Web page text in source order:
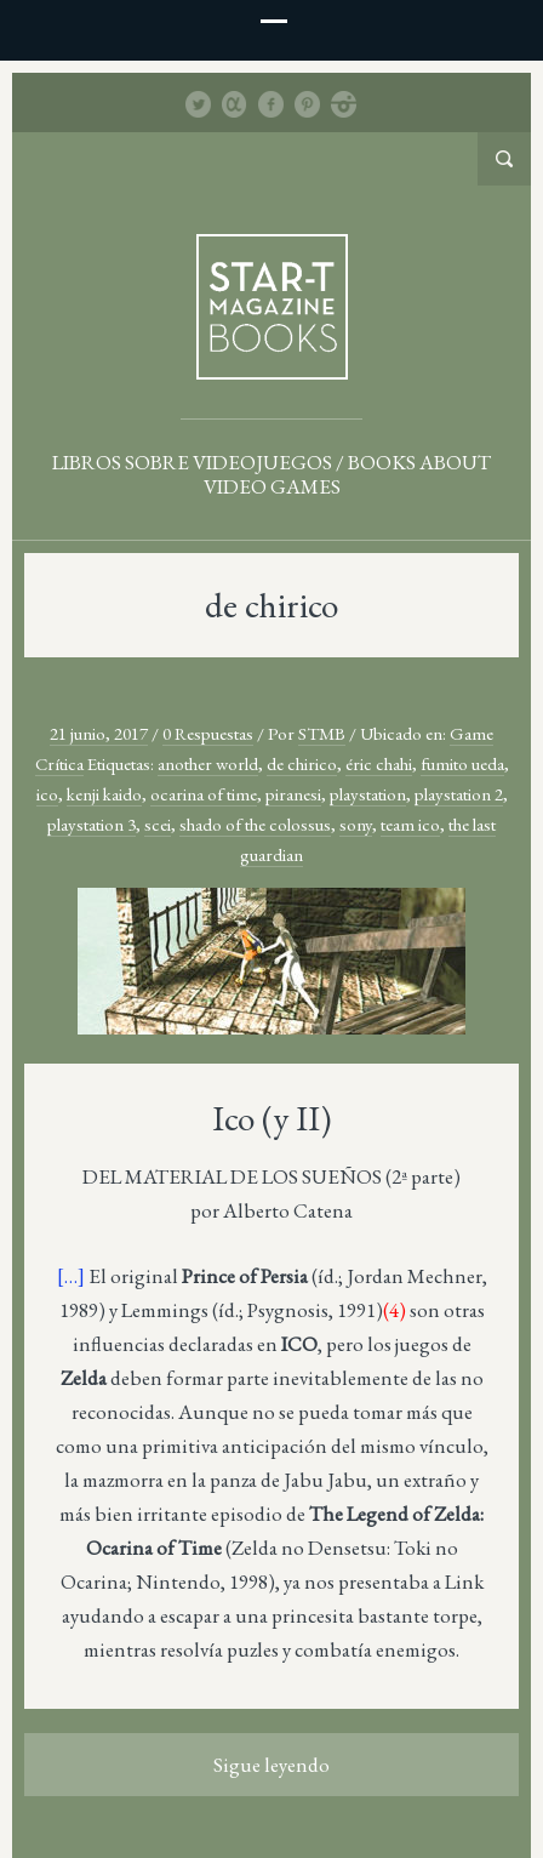
LIBROS SOBRE VIDEOJUEGOS / BOOKS ABOUT
VIDEO GAMES
de chirico
21 junio, 2017 /0 Respuestas /PorSTMB / Ubicado en: Game
CríticaEtiquetas: another world, de chirico, éric chahi, fumito ueda,
ico, kenji kaido, ocarina of time, piranesi, playstation, playstation 2,
playstation 3, scei, shado of the colossus, sony, team ico, the last
guardian
Ico (y II)
DEL MATERIAL DE LOS SUEÑOS (2ª parte)
por Alberto Catena
[…] El originalPrince of Persia(íd.; Jordan Mechner,
1989) y Lemmings (íd.; Psygnosis, 1991)(4)son otras
influencias declaradas enICO, pero los juegos de
Zeldadeben formar parte inevitablemente de las no
reconocidas. Aunque no se pueda tomar más que
como una primitiva anticipación del mismo vínculo,
la mazmorra en la panza de Jabu Jabu, un extraño y
más bien irritante episodio deThe Legend of Zelda:
Ocarina of Time(Zelda no Densetsu: Toki no
Ocarina; Nintendo, 1998), ya nos presentaba a Link
ayudando a escapar a una princesita bastante torpe,
mientras resolvía puzles y combatía enemigos.
Sigue leyendo